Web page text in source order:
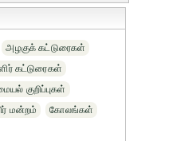
அழகுக் கட்டுரைகள்
கட்டுரைகள்
குறிப்புகள்
மன்றம்
கோலங்கள்